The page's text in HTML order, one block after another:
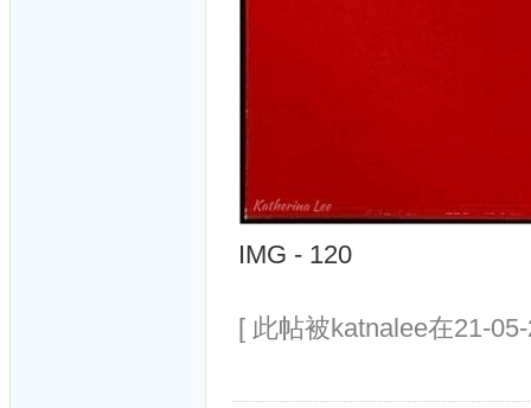
IMG - 120
[ 此帖被katnalee在21-